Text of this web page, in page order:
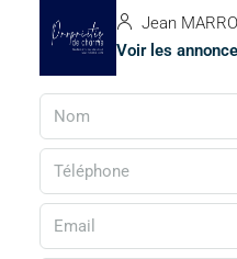
Jean
Voir les